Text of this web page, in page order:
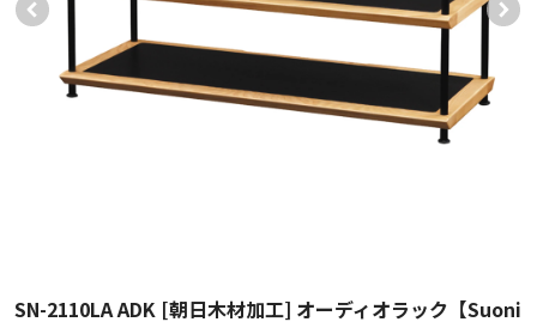
SN-2110LA ADK [朝日木材加工] オーディオラック【Suoni